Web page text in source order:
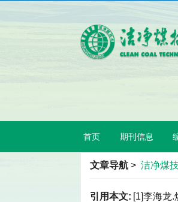
首页 期刊信息
文章导航 >洁净煤
引用本文: [1]李海龙